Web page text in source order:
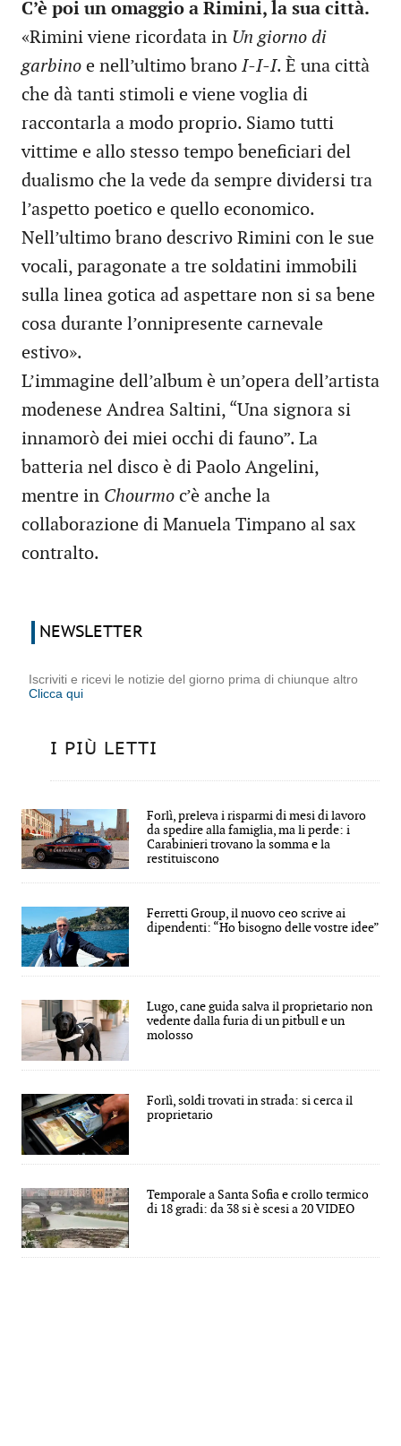
C’è poi un omaggio a Rimini, la sua città.
«Rimini viene ricordata in Un giorno di
garbino e nell’ultimo brano I-I-I. È una città
che dà tanti stimoli e viene voglia di
raccontarla a modo proprio. Siamo tutti
vittime e allo stesso tempo beneficiari del
dualismo che la vede da sempre dividersi tra
l’aspetto poetico e quello economico.
Nell’ultimo brano descrivo Rimini con le sue
vocali, paragonate a tre soldatini immobili
sulla linea gotica ad aspettare non si sa bene
cosa durante l’onnipresente carnevale
estivo».
L’immagine dell’album è un’opera dell’artista
modenese Andrea Saltini, “Una signora si
innamorò dei miei occhi di fauno”. La
batteria nel disco è di Paolo Angelini,
mentre in Chourmo c’è anche la
collaborazione di Manuela Timpano al sax
contralto.
NEWSLETTER
Iscriviti e ricevi le notizie del giorno prima di chiunque altro
Clicca qui
I PIÙ LETTI
Forlì, preleva i risparmi di mesi di lavoro
da spedire alla famiglia, ma li perde: i
Carabinieri trovano la somma e la
restituiscono
Ferretti Group, il nuovo ceo scrive ai
dipendenti: “Ho bisogno delle vostre idee”
Lugo, cane guida salva il proprietario non
vedente dalla furia di un pitbull e un
molosso
Forlì, soldi trovati in strada: si cerca il
proprietario
Temporale a Santa Sofia e crollo termico
di 18 gradi: da 38 si è scesi a 20 VIDEO